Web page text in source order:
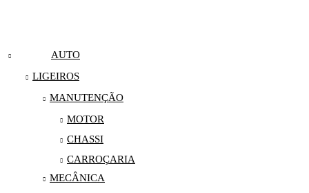
AUTO
LIGEIROS
MANUTENÇÃO
MOTOR
CHASSI
CARROÇARIA
MECÂNICA